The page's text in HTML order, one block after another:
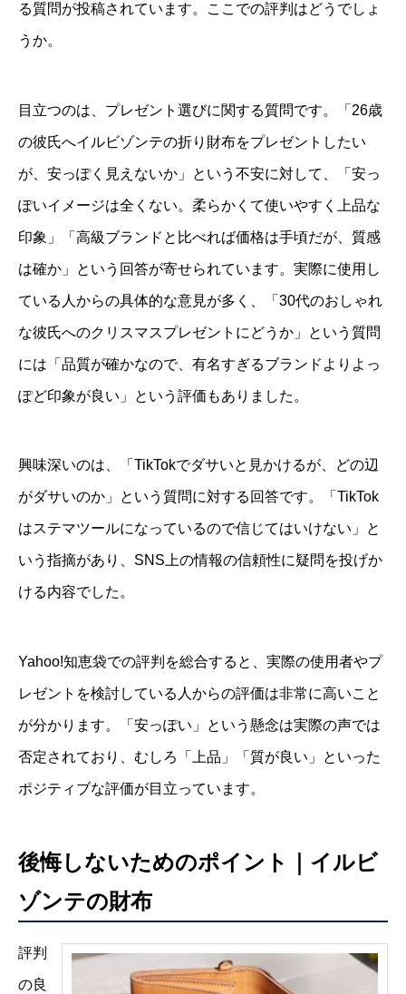
る質問が投稿されています。ここでの評判はどうでしょ
うか。
目立つのは、プレゼント選びに関する質問です。「26歳
の彼氏へイルビゾンテの折り財布をプレゼントしたい
が、安っぽく見えないか」という不安に対して、「安っ
ぽいイメージは全くない。柔らかくて使いやすく上品な
印象」「高級ブランドと比べれば価格は手頃だが、質感
は確か」という回答が寄せられています。実際に使用し
ている人からの具体的な意見が多く、「30代のおしゃれ
な彼氏へのクリスマスプレゼントにどうか」という質問
には「品質が確かなので、有名すぎるブランドよりよっ
ぽど印象が良い」という評価もありました。
興味深いのは、「TikTokでダサいと見かけるが、どの辺
がダサいのか」という質問に対する回答です。「TikTok
はステマツールになっているので信じてはいけない」と
いう指摘があり、SNS上の情報の信頼性に疑問を投げか
ける内容でした。
Yahoo!知恵袋での評判を総合すると、実際の使用者やプ
レゼントを検討している人からの評価は非常に高いこと
が分かります。「安っぽい」という懸念は実際の声では
否定されており、むしろ「上品」「質が良い」といった
ポジティブな評価が目立っています。
後悔しないためのポイント｜イルビ
ゾンテの財布
評判
の良